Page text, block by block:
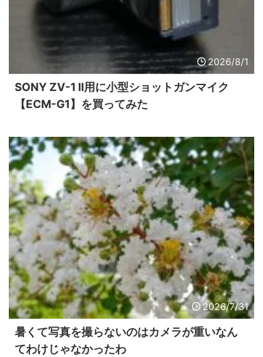
2026/8/1
SONY ZV-1 II用に小型ショットガンマイク
【ECM-G1】を買ってみた
2026/7/31
暑くて写真を撮らないのはカメラが重いなん
てわけじゃなかったわ